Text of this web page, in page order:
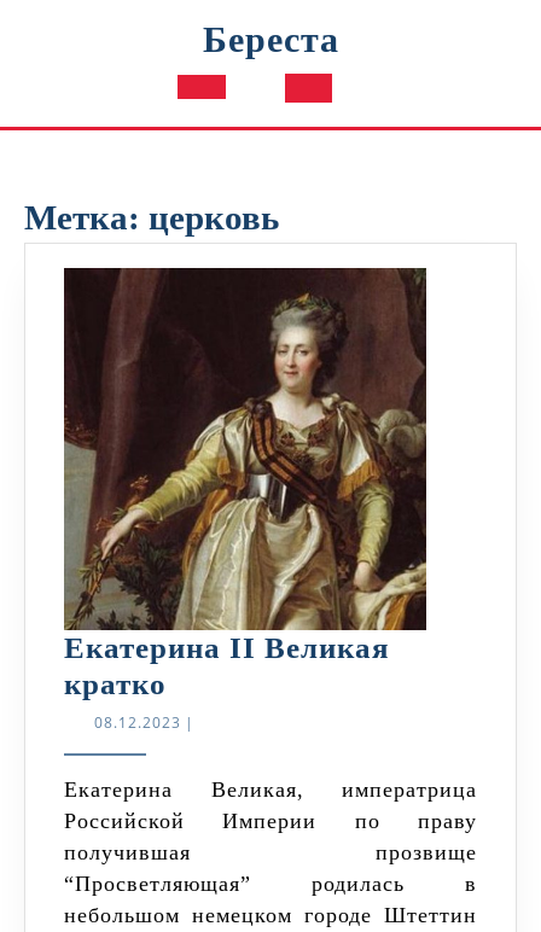
Береста
Кнопка
Метка: церковь
Екатерина II Великая
кратко
II
кратко
08.12.2023 08.12.2023
|
Екатерина Великая, императрица
Российской Империи по праву
получившая прозвище
“Просветляющая” родилась в
небольшом немецком городе Штеттин